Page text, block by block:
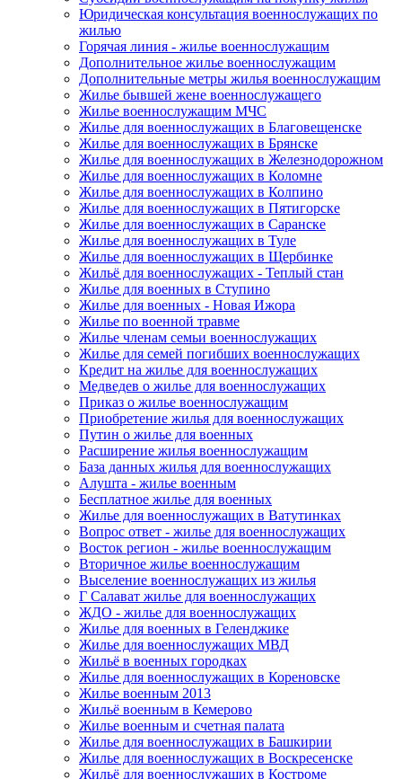
Юридическая консультация военнослужащих по
жилью
Горячая линия - жилье военнослужащим
Дополнительное жилье военнослужащим
Дополнительные метры жилья военнослужащим
Жилье бывшей жене военнослужащего
Жилье военнослужащим МЧС
Жилье для военнослужащих в Благовещенске
Жилье для военнослужащих в Брянске
Жилье для военнослужащих в Железнодорожном
Жилье для военнослужащих в Коломне
Жилье для военнослужащих в Колпино
Жилье для военнослужащих в Пятигорске
Жилье для военнослужащих в Саранске
Жилье для военнослужащих в Туле
Жилье для военнослужащих в Щербинке
Жильё для военнослужащих - Теплый стан
Жилье для военных в Ступино
Жилье для военных - Новая Ижора
Жилье по военной травме
Жилье членам семьи военнослужащих
Жилье для семей погибших военнослужащих
Кредит на жилье для военнослужащих
Медведев о жилье для военнослужащих
Приказ о жилье военнослужащим
Приобретение жилья для военнослужащих
Путин о жилье для военных
Расширение жилья военнослужащим
База данных жилья для военнослужащих
Алушта - жилье военным
Бесплатное жилье для военных
Жилье для военнослужащих в Ватутинках
Вопрос ответ - жилье для военнослужащих
Восток регион - жилье военнослужащим
Вторичное жилье военнослужащим
Выселение военнослужащих из жилья
Г Салават жилье для военнослужащих
ЖДО - жилье для военнослужащих
Жилье для военных в Геленджике
Жилье для военнослужащих МВД
Жильё в военных городках
Жилье для военнослужащих в Кореновске
Жилье военным 2013
Жильё военным в Кемерово
Жилье военным и счетная палата
Жилье для военнослужащих в Башкирии
Жилье для военнослужащих в Воскресенске
Жильё для военнослужащих в Костроме